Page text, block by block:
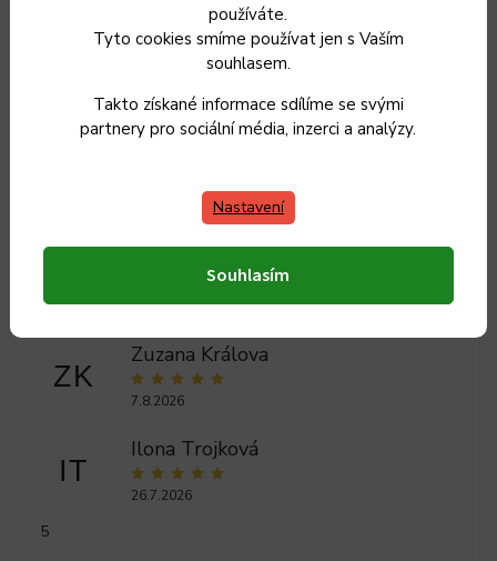
používáte.
Tyto cookies smíme používat jen s Vaším
souhlasem.
Takto získané informace sdílíme se svými
partnery pro sociální média, inzerci a analýzy.
Nastavení
Souhlasím
Kategorie: Příslušenství ke grilování
2 roky
ZK
Zuzana Králova
7.8.2026
IT
Ilona Trojková
26.7.2026
5